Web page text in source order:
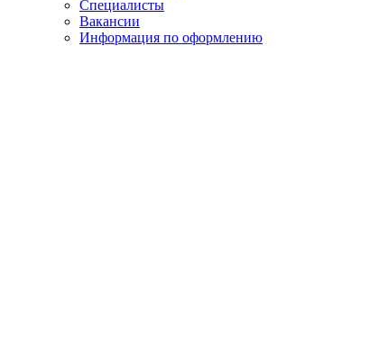
Специалисты
Вакансии
Информация по оформлению